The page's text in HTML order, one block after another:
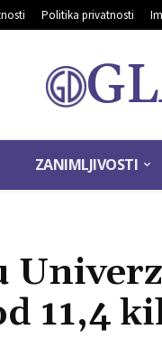
Politika privatnosti
ZANIMLJIVOSTI
11,4